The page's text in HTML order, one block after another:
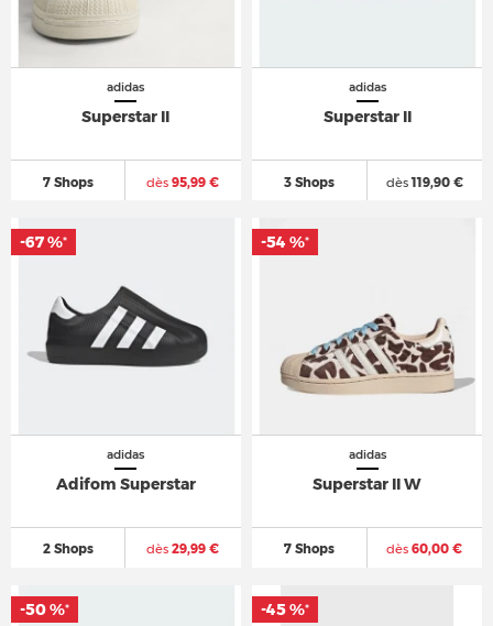
adidas
Superstar II
7 Shops dès 95,99 €
adidas
Superstar II
3 Shops dès119,90 €
adidas
Adifom Superstar
2 Shops dès 29,99 €
-67 %*
adidas
Superstar II W
7 Shops dès 60,00 €
-54 %*
-50 %* -45 %*